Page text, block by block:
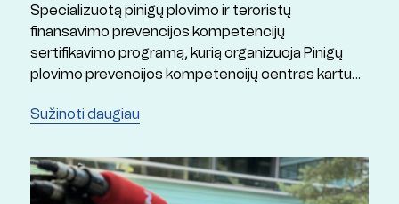
Specializuotą pinigų plovimo ir teroristų
finansavimo prevencijos kompetencijų
sertifikavimo programą, kurią organizuoja Pinigų
plovimo prevencijos kompetencijų centras kartu
Respublikos finansų ministerija.
Sužinoti daugiau